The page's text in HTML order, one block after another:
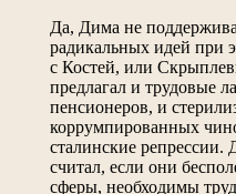
Да, Дима не
радикальных идей при
с Костей, или
предлагал и трудовые
пенсионеров, и
коррумпированных
сталинские репрессии.
считал, если они
сферы, необходимы